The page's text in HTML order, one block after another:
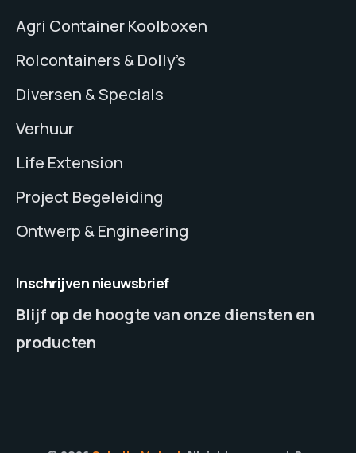
Agri Container Koolboxen
Rolcontainers & Dolly’s
Diversen & Specials
Verhuur
Life Extension
Project Begeleiding
Ontwerp & Engineering
Inschrijven nieuwsbrief
Blijf op de hoogte van onze diensten en
producten